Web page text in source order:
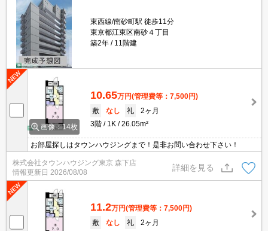
東西線/南砂町駅 徒歩11分
東京都江東区南砂４丁目
築2年
11階建
画像：14枚
10.65万円(管理費等：7,500円)
敷
なし 礼
2ヶ月
3階
1K 26.05m²
お部屋探しはタウンハウジングまで！是非お問い合わせ下さい！
株式会社タウンハウジング東京 森下店
情報更新日 2026/08/08
詳細を見る
11.2万円(管理費等：7,500円)
敷
なし 礼
2ヶ月